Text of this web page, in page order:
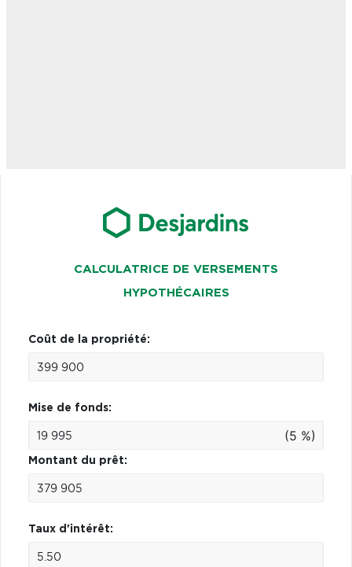
CALCULATRICE DE VERSEMENTS
HYPOTHÉCAIRES
Coût de la propriété:
Mise de fonds:
(5 %)
Montant du prêt:
Taux d'intérêt: